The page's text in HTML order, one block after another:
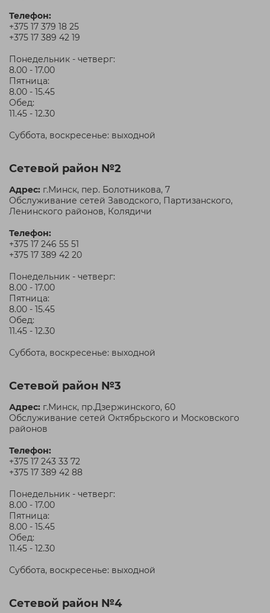
Телефон:
+375 17 379 18 25
+375 17 389 42 19
Понедельник - четверг:
8.00 - 17.00
Пятница:
8.00 - 15.45
Обед:
11.45 - 12.30
Суббота, воскресенье: выходной
Сетевой район №2
Адрес: г.Минск, пер. Болотникова, 7
Обслуживание сетей Заводского, Партизанского,
Ленинского районов, Колядичи
Телефон:
+375 17 246 55 51
+375 17 389 42 20
Понедельник - четверг:
8.00 - 17.00
Пятница:
8.00 - 15.45
Обед:
11.45 - 12.30
Суббота, воскресенье: выходной
Сетевой район №3
Адрес: г.Минск, пр.Дзержинского, 60
Обслуживание сетей Октябрьского и Московского
районов
Телефон:
+375 17 243 33 72
+375 17 389 42 88
Понедельник - четверг:
8.00 - 17.00
Пятница:
8.00 - 15.45
Обед:
11.45 - 12.30
Суббота, воскресенье: выходной
Сетевой район №4